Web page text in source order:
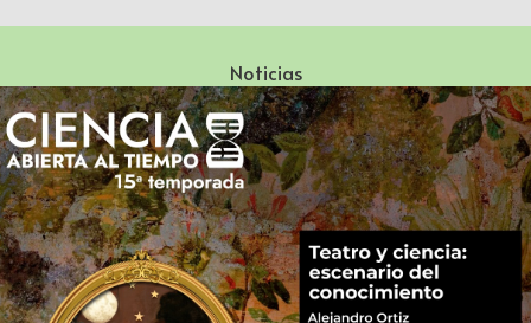
Noticias
Especialización en Literatura Mexicana del Siglo XX